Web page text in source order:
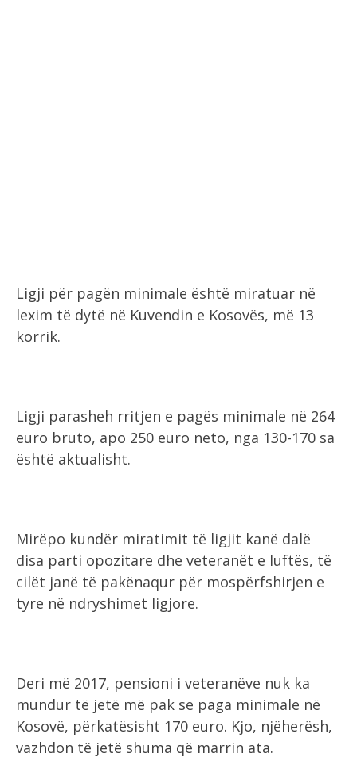
Ligji për pagën minimale është miratuar në
lexim të dytë në Kuvendin e Kosovës, më 13
korrik.
Ligji parasheh rritjen e pagës minimale në 264
euro bruto, apo 250 euro neto, nga 130-170 sa
është aktualisht.
Mirëpo kundër miratimit të ligjit kanë dalë
disa parti opozitare dhe veteranët e luftës, të
cilët janë të pakënaqur për mospërfshirjen e
tyre në ndryshimet ligjore.
Deri më 2017, pensioni i veteranëve nuk ka
mundur të jetë më pak se paga minimale në
Kosovë, përkatësisht 170 euro. Kjo, njëherësh,
vazhdon të jetë shuma që marrin ata.